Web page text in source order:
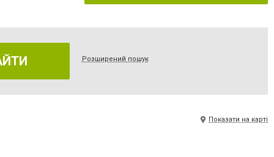
Розширений пошук
Показати на карті